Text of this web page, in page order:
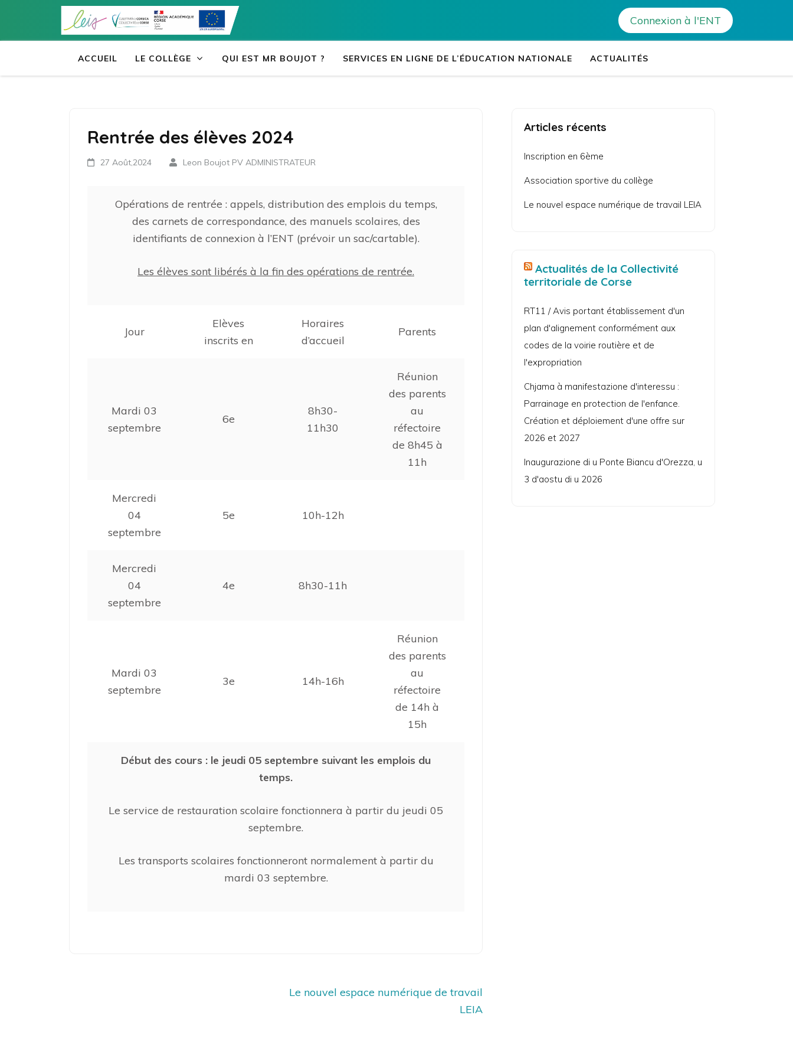
contenu
Entrée)
Collège Léon Boujot – Porto-VecchioConnexion à l'ENT
ACCUEIL LE COLLÈGE QUI EST MR BOUJOT ? SERVICES EN LIGNE DE L’ÉDUCATION NATIONALE ACTUALITÉS
Rentrée des élèves 2024
27 Août,2024 Leon Boujot PV ADMINISTRATEUR
Opérations de rentrée : appels, distribution des emplois du temps,
des carnets de correspondance, des manuels scolaires, des
identifiants de connexion à l’ENT (prévoir un sac/cartable).
Les élèves sont libérés à la fin des opérations de rentrée.
Jour
Elèves
inscrits en
Horaires
d’accueil
Parents
Mardi 03
septembre
6e
8h30-
11h30
Réunion
des parents
au
réfectoire
de 8h45 à
11h
Mercredi
04
septembre
5e 10h-12h
Mercredi
04
septembre
4e 8h30-11h
Mardi 03
septembre
3e 14h-16h
Réunion
des parents
au
réfectoire
de 14h à
15h
Début des cours : le jeudi 05 septembre suivant les emplois du
temps.
Le service de restauration scolaire fonctionnera à partir du jeudi 05
septembre.
Les transports scolaires fonctionneront normalement à partir du
mardi 03 septembre.
Le nouvel espace numérique de travail
LEIA
Articles récents
Inscription en 6ème
Association sportive du collège
Le nouvel espace numérique de travail LEIA
Actualités de la Collectivité
territoriale de Corse
RT11 / Avis portant établissement d'un
plan d'alignement conformément aux
codes de la voirie routière et de
l'expropriation
Chjama à manifestazione d'interessu :
Parrainage en protection de l'enfance.
Création et déploiement d'une offre sur
2026 et 2027
Inaugurazione di u Ponte Biancu d'Orezza, u
3 d'aostu di u 2026